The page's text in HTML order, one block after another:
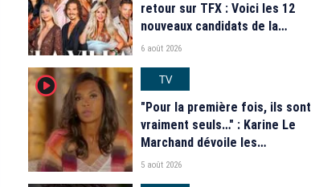
retour sur TFX : Voici les 12
nouveaux candidats de la
saison 2026
6 août 2026
player2
TV
"Pour la première fois, ils sont
vraiment seuls…" : Karine Le
Marchand dévoile les
nouveautés des speed dating
5 août 2026